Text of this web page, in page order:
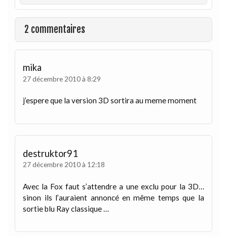
2 commentaires
mika
27 décembre 2010 à 8:29
j’espere que la version 3D sortira au meme moment
destruktor91
27 décembre 2010 à 12:18
Avec la Fox faut s’attendre a une exclu pour la 3D…
sinon ils l’auraient annoncé en même temps que la
sortie blu Ray classique …